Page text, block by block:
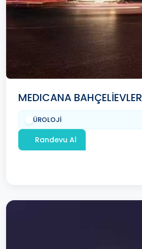
MEDICANA BAHÇELİEVLER
ÜROLOJİ
Randevu Al